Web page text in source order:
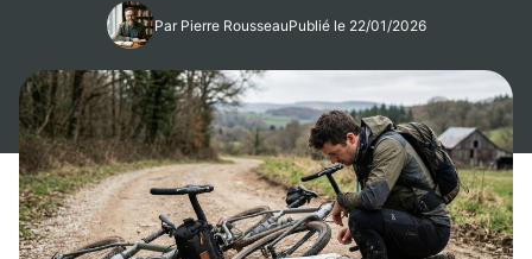
Par Pierre RousseauPublié le 22/01/2026